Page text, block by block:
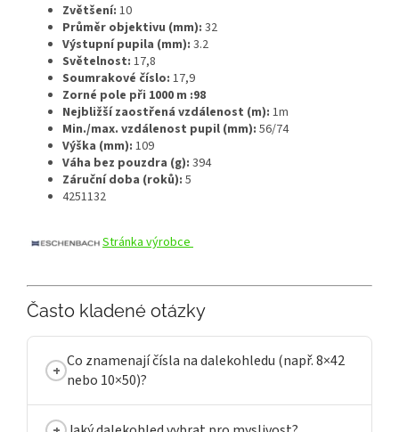
Zvětšení: 10
Průměr objektivu (mm): 32
Výstupní pupila (mm): 3.2
Světelnost: 17,8
Soumrakové číslo: 17,9
Zorné pole při 1000 m :98
Nejbližší zaostřená vzdálenost (m): 1m
Min./max. vzdálenost pupil (mm): 56/74
Výška (mm): 109
Váha bez pouzdra (g): 394
Záruční doba (roků): 5
4251132
Stránka výrobce
Často kladené otázky
Co znamenají čísla na dalekohledu (např. 8×42
nebo 10×50)?